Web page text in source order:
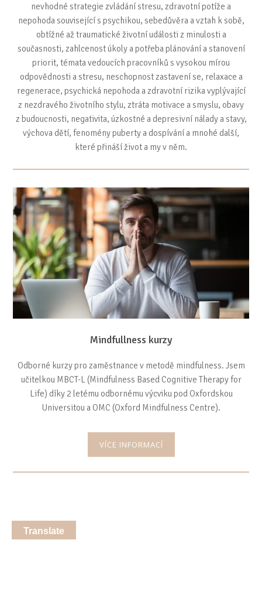
nevhodné strategie zvládání stresu, zdravotní potíže a
nepohoda související s psychikou, sebedůvěra a vztah k sobě,
obtížné až traumatické životní události z minulosti a
současnosti, zahlcenost úkoly a potřeba plánování a stanovení
priorit, témata vedoucích pracovníků s vysokou mírou
odpovědnosti a stresu, neschopnost zastavení se, relaxace a
regenerace, psychická nepohoda a zdravotní rizika vyplývající
z nezdravého životního stylu, ztráta motivace a smyslu, obavy
z budoucnosti, negativita, úzkostné a depresivní nálady a stavy,
výchova dětí, fenomény puberty a dospívání a mnohé další,
které přináší život a my v něm.
Mindfullness kurzy
Odborné kurzy pro zaměstnance v metodě mindfulness. Jsem
učitelkou MBCT-L (Mindfulness Based Cognitive Therapy for
Life) díky 2 letému odbornému výcviku pod Oxfordskou
Universitou a OMC (Oxford Mindfulness Centre).
VÍCE INFORMACÍ
Translate